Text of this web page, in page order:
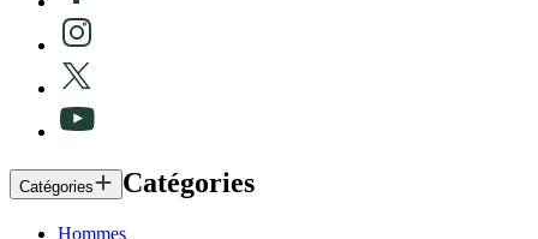
Catégories Catégories
Hommes